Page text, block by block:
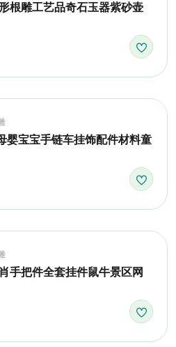
根雕工艺品奇石玉器紫砂壶
宝宝手链车挂饰配件材料童
手把件全套挂件鼠牛景区网